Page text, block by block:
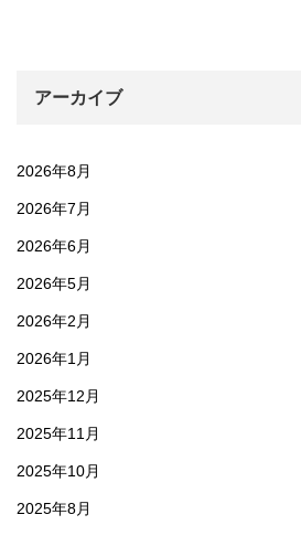
アーカイブ
2026年8月
2026年7月
2026年6月
2026年5月
2026年2月
2026年1月
2025年12月
2025年11月
2025年10月
2025年8月